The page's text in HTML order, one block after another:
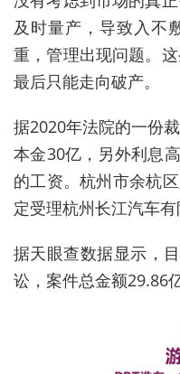
及时量产，导致入不
重，管理出现问题。
最后只能走向破产。
据2020年法院的一份
本金30亿，另外利息
的工资。杭州市余杭
定受理杭州长江汽车有
据天眼查数据显示，
讼，案件总金额29.86亿